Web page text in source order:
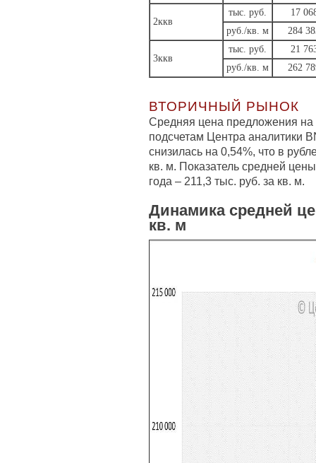
2ккв
тыс. руб.
17
руб./кв. м
284
3ккв
тыс. руб.
21
руб./кв. м
262
ВТОРИЧНЫЙ РЫНОК
Средняя цена предложения на
подсчетам Центра аналитики
снизилась на 0,54%, что в
кв. м. Показатель средней
года – 211,3 тыс. руб. за кв. м.
Динамика средней
кв. м